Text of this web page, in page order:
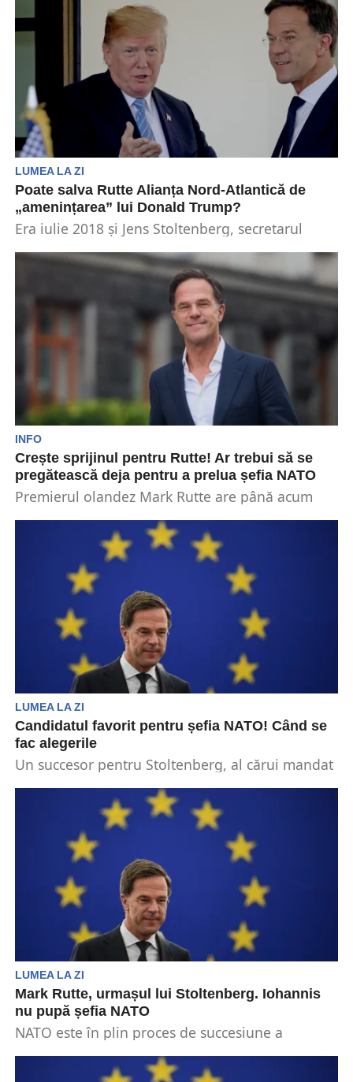
LUMEA LA ZI
Poate salva Rutte Alianța Nord-Atlantică de
„amenințarea” lui Donald Trump?
Era iulie 2018 și Jens Stoltenberg, secretarul
INFO
Crește sprijinul pentru Rutte! Ar trebui să se
pregătească deja pentru a prelua șefia NATO
Premierul olandez Mark Rutte are până acum
LUMEA LA ZI
Candidatul favorit pentru șefia NATO! Când se
fac alegerile
Un succesor pentru Stoltenberg, al cărui mandat
LUMEA LA ZI
Mark Rutte, urmașul lui Stoltenberg. Iohannis
nu pupă șefia NATO
NATO este în plin proces de succesiune a
este concentrată asupra...